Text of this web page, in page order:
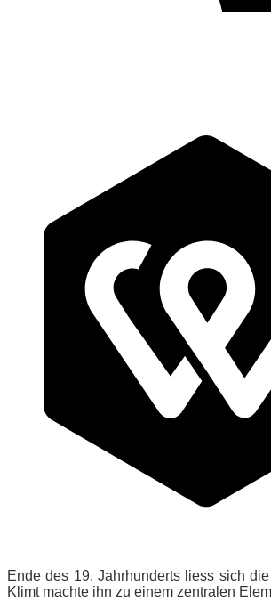
Ende des 19. Jahrhunderts liess sich
Klimt machte ihn zu einem zentralen